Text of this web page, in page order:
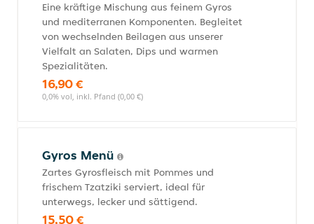
Eine kräftige Mischung aus feinem Gyros
und mediterranen Komponenten. Begleitet
von wechselnden Beilagen aus unserer
Vielfalt an Salaten, Dips und warmen
Spezialitäten.
16,90 €
0,0% vol, inkl. Pfand (0,00 €)
Gyros Menü
Zartes Gyrosfleisch mit Pommes und
frischem Tzatziki serviert, ideal für
unterwegs, lecker und sättigend.
15,50 €